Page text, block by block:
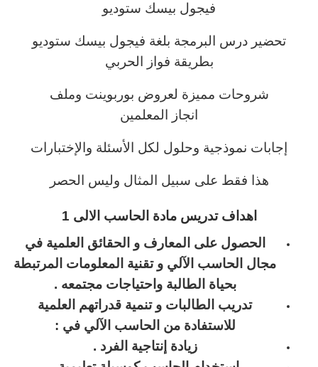
فيجول بيسك ستوديو
تحضير درس البرمجة بلغة فيجول بيسك ستوديو
بطريقة فواز الحربي
شروحات مميزة لعروض بوربوينت وملف
انجاز المعلمين
إجابات نموذجية وحلول لكل الأسئلة والإختبارات
هذا فقط على سبيل المثال وليس الحصر
اهداف تدريس مادة الحاسب الالى 1
الحصول على المعارف و الحقائق العلمية في
مجال الحاسب الآلي و تقنية المعلومات المرتبطة
بحياة الطالبة واحتياجات مجتمعه .
تدريب الطالبات و تنمية قدراتهم العلمية
للاستفادة من الحاسب الآلي في :
زيادة إنتاجية الفرد .